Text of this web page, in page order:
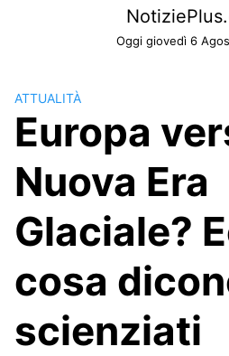
Oggi giovedì 6
ATTUALITÀ
Europa
Nuova Era
Glaciale?
cosa
scienziati